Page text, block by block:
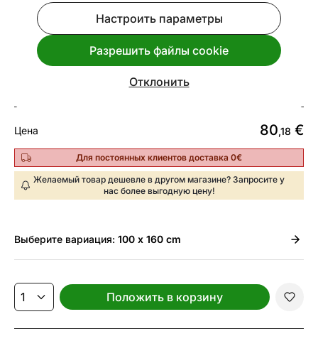
Настроить параметры
Разрешить файлы cookie
Отклонить
Сделано в Эстонии Быстрая доставка!
Narma smartWeave® ковер Tsirgu
white 100x160 см
Код 150687
Срок доставки между 13.08 - 20.08
Цена 80,18 €
Для постоянных клиентов доставка 0€
Желаемый товар дешевле в другом магазине? Запросите у
нас более выгодную цену!
Выберите вариация: 100 x 160 cm
Положить в корзину